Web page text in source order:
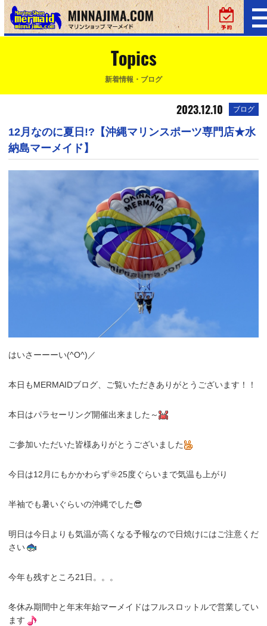
Topics
新着情報・ブログ
2023.12.10 ブログ
12月なのに夏日!?【沖縄マリンスポーツ専門店★水
納島マーメイド】
はいさーーーい(^O^)／
本日もMERMAIDブログ、ご覧いただきありがとうございます！！
本日はパラセーリング開催出来ました～
ご参加いただいた皆様ありがとうございました
今日は12月にもかかわらず🌞25度ぐらいまで気温も上がり
半袖でも暑いぐらいの沖縄でした😎
明日は今日よりも気温が高くなる予報なので日焼けにはご注意くだ
さい
今年も残すところ21日。。。
冬休み期間中と年末年始マーメイドはフルスロットルで営業してい
ます